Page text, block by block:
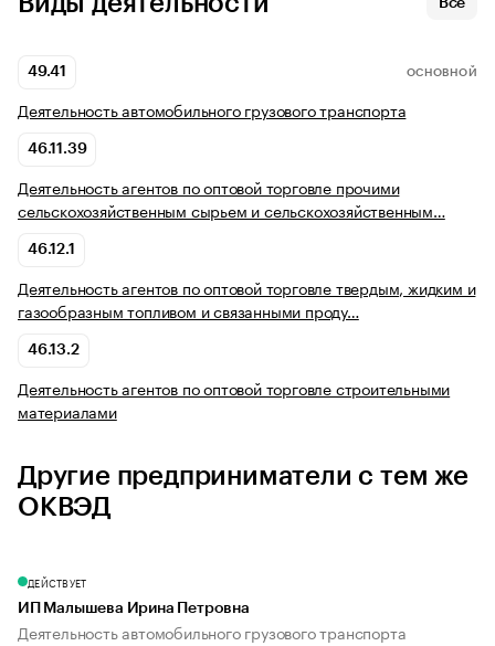
Все
49.41 ОСНОВНОЙ
Деятельность автомобильного грузового транспорта
46.11.39
Деятельность агентов по оптовой торговле прочими
сельскохозяйственным сырьем и сельскохозяйственным…
46.12.1
Деятельность агентов по оптовой торговле твердым, жидким и
газообразным топливом и связанными проду…
46.13.2
Деятельность агентов по оптовой торговле строительными
материалами
Другие предприниматели с тем же
ОКВЭД
ДЕЙСТВУЕТ
ИП Малышева Ирина Петровна
Деятельность автомобильного грузового транспорта